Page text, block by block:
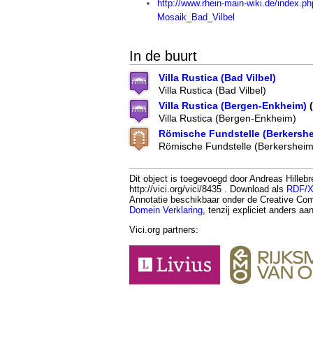
http://www.rhein-main-wiki.de/
Mosaik_Bad_Vilbel
In de buurt
Villa Rustica (Bad Vilbel)
Villa Rustica (Bad Vilbel)
Villa Rustica (Bergen-Enkheim)
Villa Rustica (Bergen-Enkheim)
Römische Fundstelle
Römische Fundstelle
Dit object is toegevoegd door Andreas
http://vici.org/vici/8435 . Download als RDF/
Annotatie beschikbaar onder de Creative
Domein Verklaring, tenzij expliciet anders
Vici.org partners: